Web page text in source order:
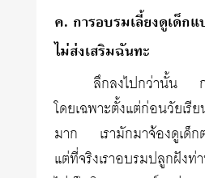
ค. การอบรมเลี้ยงดูเด็ก
ไม่ส่งเสริมฉันทะ
ลึกลงไปกว่านั้น ก
โดยเฉพาะตั้งแต่ก่อนวัย
มาก เรามักมาจ้องดูเด็กต
แต่ที่จริงเราอบรมปลูกฝัง